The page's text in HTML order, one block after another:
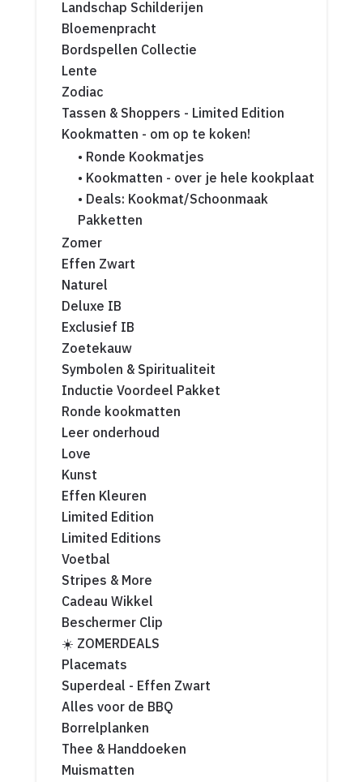
Landschap Schilderijen
Bloemenpracht
Bordspellen Collectie
Lente
Zodiac
Tassen & Shoppers - Limited Edition
Kookmatten - om op te koken!
• Ronde Kookmatjes
• Kookmatten - over je hele kookplaat
• Deals: Kookmat/Schoonmaak
Pakketten
Zomer
Effen Zwart
Naturel
Deluxe IB
Exclusief IB
Zoetekauw
Symbolen & Spiritualiteit
Inductie Voordeel Pakket
Ronde kookmatten
Leer onderhoud
Love
Kunst
Effen Kleuren
Limited Edition
Limited Editions
Voetbal
Stripes & More
Cadeau Wikkel
Beschermer Clip
☀️ ZOMERDEALS
Placemats
Superdeal - Effen Zwart
Alles voor de BBQ
Borrelplanken
Thee & Handdoeken
Muismatten